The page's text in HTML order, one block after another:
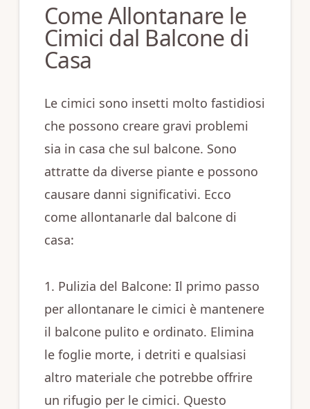
Come Allontanare le
Cimici dal Balcone di
Casa
Le cimici sono insetti molto fastidiosi
che possono creare gravi problemi
sia in casa che sul balcone. Sono
attratte da diverse piante e possono
causare danni significativi. Ecco
come allontanarle dal balcone di
casa:
1. Pulizia del Balcone: Il primo passo
per allontanare le cimici è mantenere
il balcone pulito e ordinato. Elimina
le foglie morte, i detriti e qualsiasi
altro materiale che potrebbe offrire
un rifugio per le cimici. Questo